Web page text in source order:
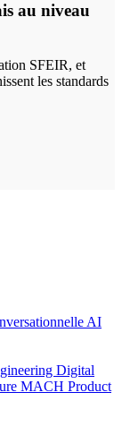
au niveau
SFEIR, et
les standards
AI
Digital
MACH Product